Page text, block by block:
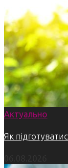
Актуально
Як